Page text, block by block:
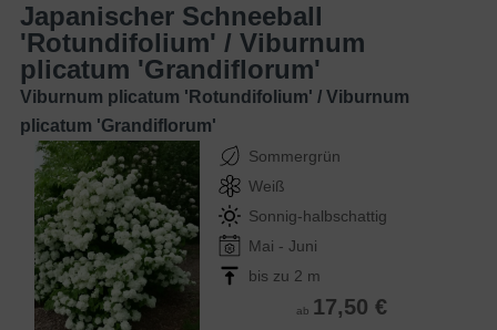
Japanischer Schneeball
'Rotundifolium' / Viburnum
plicatum 'Grandiflorum'
Viburnum plicatum 'Rotundifolium' / Viburnum
plicatum 'Grandiflorum'
Sommergrün
Weiß
Sonnig-halbschattig
Mai - Juni
bis zu 2 m
ab 17,50 €